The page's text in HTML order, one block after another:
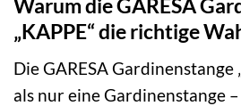
Warum die GARESA
„KAPPE“ die richtige
Die GARESA Gardinenstange
als nur eine Gardinenstange